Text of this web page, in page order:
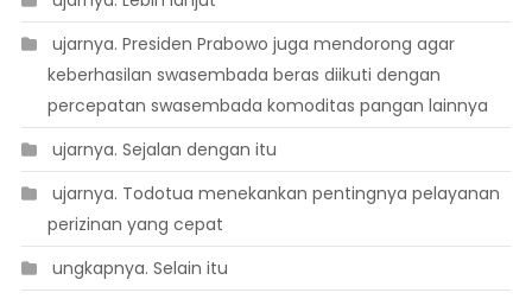
 ujarnya. Presiden Prabowo juga mendorong agar
keberhasilan swasembada beras diikuti dengan
percepatan swasembada komoditas pangan lainnya
 ujarnya. Sejalan dengan itu
 ujarnya. Todotua menekankan pentingnya pelayanan
perizinan yang cepat
 ungkapnya. Selain itu